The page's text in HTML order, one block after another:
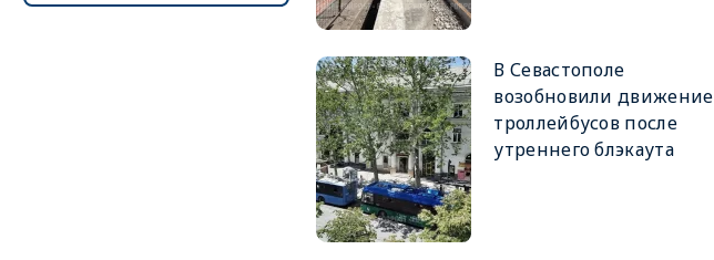
В Севастополе
возобновили движение
троллейбусов после
утреннего блэкаута